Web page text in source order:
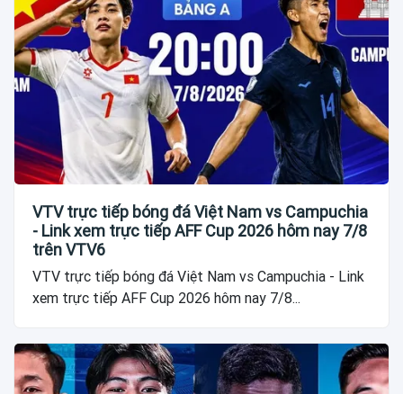
VTV trực tiếp bóng đá Việt Nam vs Campuchia
- Link xem trực tiếp AFF Cup 2026 hôm nay 7/8
trên VTV6
VTV trực tiếp bóng đá Việt Nam vs Campuchia - Link
xem trực tiếp AFF Cup 2026 hôm nay 7/8...